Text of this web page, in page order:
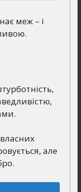
меж – і
але